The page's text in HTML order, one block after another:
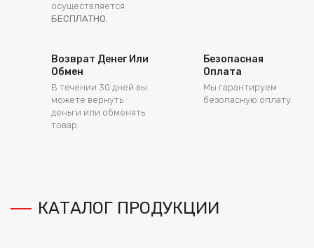
осуществляется
БЕСПЛАТНО.
Возврат Денег Или
Обмен
В течении 30 дней вы
можете вернуть
деньги или обменять
товар.
Безопасная
Оплата
Мы гарантируем
безопасную оплату.
КАТАЛОГ ПРОДУКЦИИ